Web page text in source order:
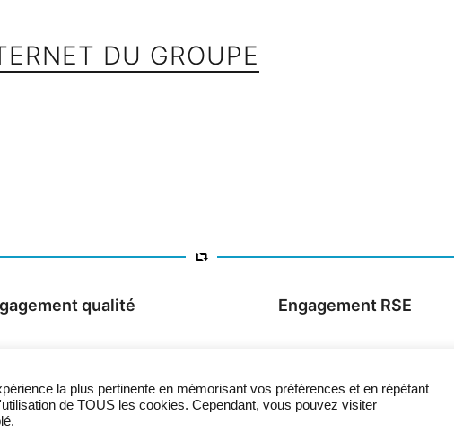
DU GROUPE
qualité Engagement RSE
6 Impasse Côte Thiollière
la plus pertinente en mémorisant vos préférences et en répétant
de TOUS les cookies. Cependant, vous pouvez visiter